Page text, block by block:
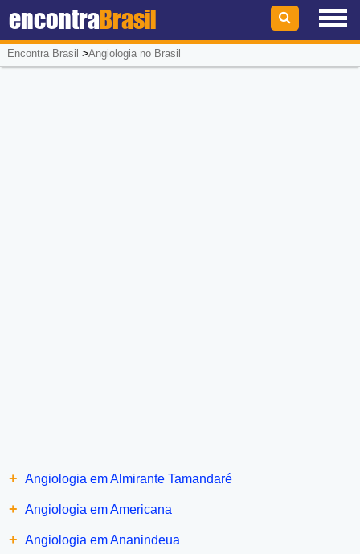
encontraBrasil
Encontra Brasil >Angiologia no Brasil
+ Angiologia em Almirante Tamandaré
+ Angiologia em Americana
+ Angiologia em Ananindeua